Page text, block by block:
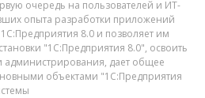
очередь на пользователей и ИТ-
опыта разработки приложений
8.0 и позволяет им
"1С:Предприятия 8.0", освоить
дает общее
объектами "1С:Предприятия